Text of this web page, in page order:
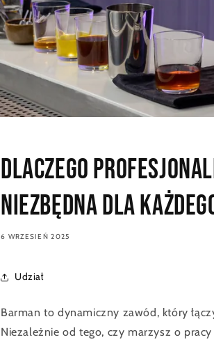
Dlaczego
niezbędna dla
6 WRZESIEŃ 2025
Udział
Barman to dynamiczny zawód, który
Niezależnie od tego, czy marzysz o